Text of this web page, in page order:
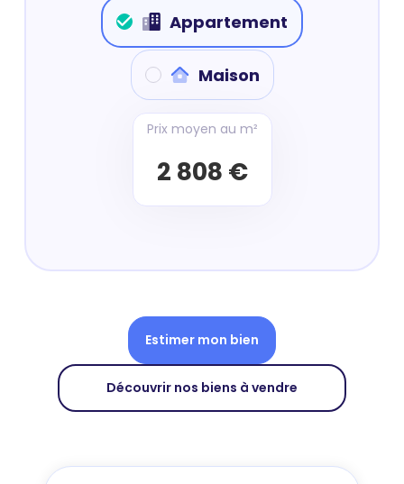
Appartement
Maison
Prix moyen au m²
2 808 €
Estimer mon bien
Découvrir nos biens à vendre